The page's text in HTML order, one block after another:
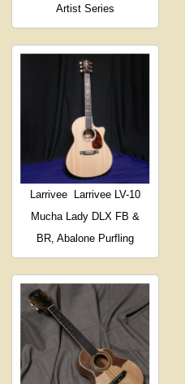
Artist Series
Larrivee
Larrivee LV-10
Mucha Lady DLX FB &
BR, Abalone Purfling